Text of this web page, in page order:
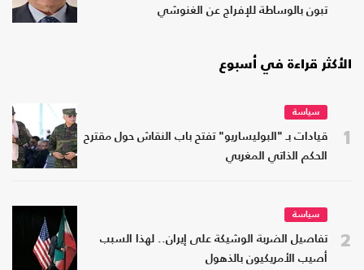
تبون بالوساطة للإفراج عن الغنوشي
الأكثر قراءة في أسبوع
1
سياسة
قيادات بـ "البوليساريو" تفتح باب النقاش حول مقترح
الحكم الذاتي المغربي
2
سياسة
تفاصيل الضربة الوشيكة على إيران.. لهذا السبب
أصيب الأمريكيون بالذهول